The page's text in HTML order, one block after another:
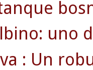
uno
: Un